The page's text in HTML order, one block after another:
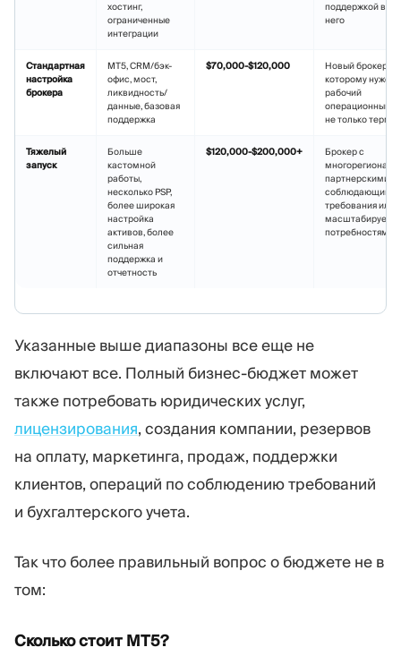
хостинг,
ограниченные
интеграции
поддержкой
него
Стандартная
настройка
брокера
MT5, CRM/бэк-
офис, мост,
ликвидность/
данные, базовая
поддержка
$70,000-$120,000
Новый брокер,
которому нужен
рабочий
операционный
не только
Тяжелый
запуск
Больше
кастомной
работы,
несколько PSP,
более широкая
настройка
активов, более
сильная
поддержка и
отчетность
$120,000-$200,000+
Брокер с
партнерскими,
соблюдающими
требования или
потребностями
Указанные выше диапазоны все еще не
включают все. Полный бизнес-бюджет может
также потребовать юридических услуг,
лицензирования, создания компании, резервов
на оплату, маркетинга, продаж, поддержки
клиентов, операций по соблюдению требований
и бухгалтерского учета.
Так что более правильный вопрос о бюджете не в
том:
Сколько стоит MT5?